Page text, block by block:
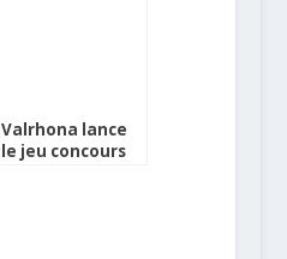
Valrhona lance
le jeu concours